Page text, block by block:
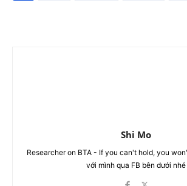
Shi Mo
Researcher on BTA - If you can't hold, you
với mình qua FB bên dưới nhé